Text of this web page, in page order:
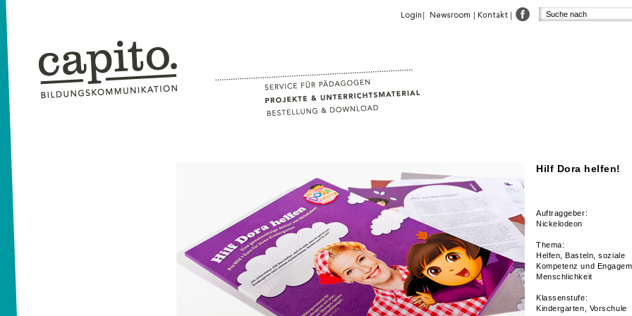
Hilf Dora helfen!
Auftraggeber:
Nickelodeon
Thema:
Helfen, Basteln, soziale
Kompetenz und
Menschlichkeit
Klassenstufe:
Kindergarten, Vorschule